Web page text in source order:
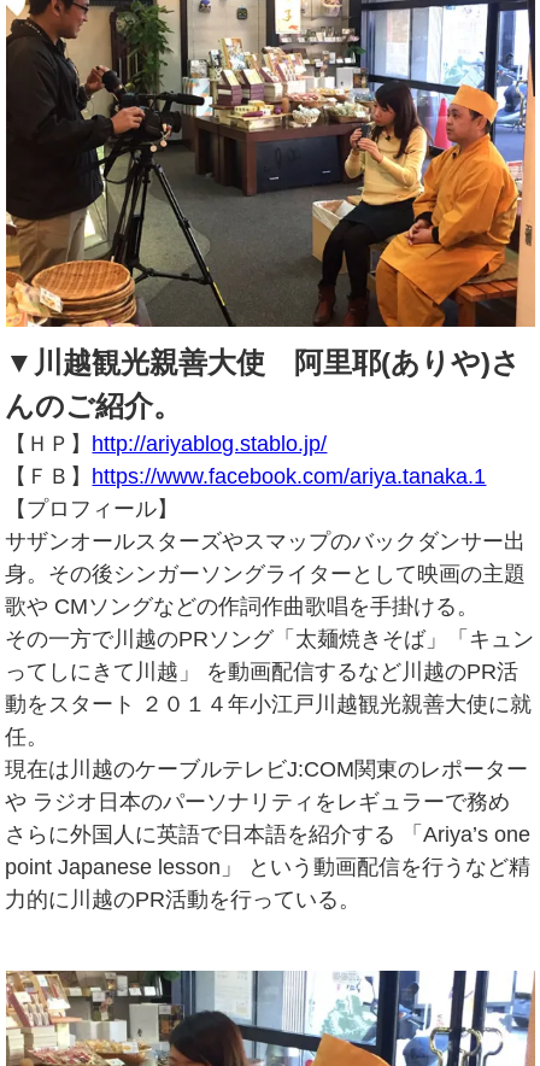
▼川越観光親善大使 阿里耶(ありや)さ
んのご紹介。
【ＨＰ】 http://ariyablog.stablo.jp/
【ＦＢ】 https://www.facebook.com/ariya.tanaka.1
【プロフィール】
サザンオールスターズやスマップのバックダンサー出
身。その後シンガーソングライターとして映画の主題
歌や CMソングなどの作詞作曲歌唱を手掛ける。
その一方で川越のPRソング「太麺焼きそば」「キュン
ってしにきて川越」 を動画配信するなど川越のPR活
動をスタート ２０１４年小江戸川越観光親善大使に就
任。
現在は川越のケーブルテレビJ:COM関東のレポーター
や ラジオ日本のパーソナリティをレギュラーで務め
さらに外国人に英語で日本語を紹介する 「Ariya’s one
point Japanese lesson」 という動画配信を行うなど精
力的に川越のPR活動を行っている。